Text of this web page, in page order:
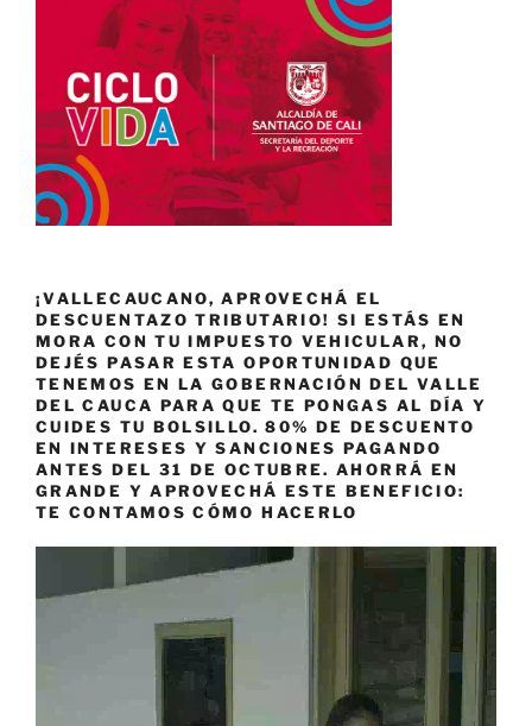
¡VALLECAUCANO, APROVECHÁ EL
DESCUENTAZO TRIBUTARIO! SI ESTÁS EN
MORA CON TU IMPUESTO VEHICULAR, NO
DEJÉS PASAR ESTA OPORTUNIDAD QUE
TENEMOS EN LA GOBERNACIÓN DEL VALLE
DEL CAUCA PARA QUE TE PONGAS AL DÍA Y
CUIDES TU BOLSILLO. 80% DE DESCUENTO
EN INTERESES Y SANCIONES PAGANDO
ANTES DEL 31 DE OCTUBRE. AHORRÁ EN
GRANDE Y APROVECHÁ ESTE BENEFICIO:
TE CONTAMOS CÓMO HACERLO